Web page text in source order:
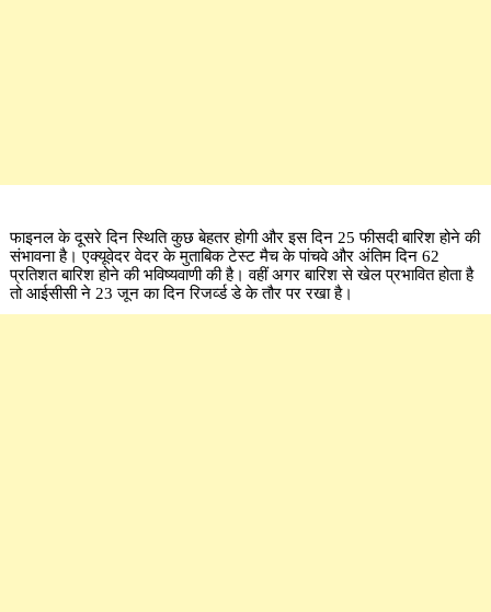
फाइनल के दूसरे दिन स्थिति कुछ बेहतर होगी और इस दिन 25 फीसदी बारिश होने की
संभावना है। एक्यूवेदर वेदर के मुताबिक टेस्ट मैच के पांचवे और अंतिम दिन 62
प्रतिशत बारिश होने की भविष्यवाणी की है। वहीं अगर बारिश से खेल प्रभावित होता है
तो आईसीसी ने 23 जून का दिन रिजर्व्ड डे के तौर पर रखा है।